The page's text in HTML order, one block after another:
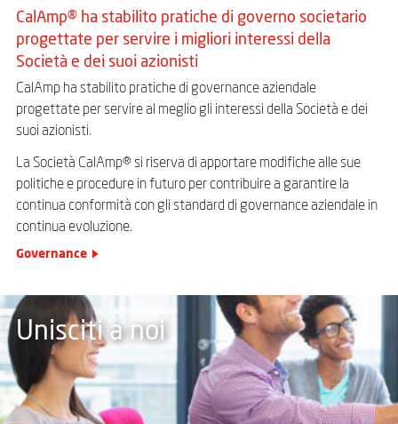
CalAmp® ha stabilito pratiche di governo societario
progettate per servire i migliori interessi della
Società e dei suoi azionisti
CalAmp ha stabilito pratiche di governance aziendale
progettate per servire al meglio gli interessi della Società e dei
suoi azionisti.
La Società CalAmp® si riserva di apportare modifiche alle sue
politiche e procedure in futuro per contribuire a garantire la
continua conformità con gli standard di governance aziendale in
continua evoluzione.
Governance
Unisciti a noi